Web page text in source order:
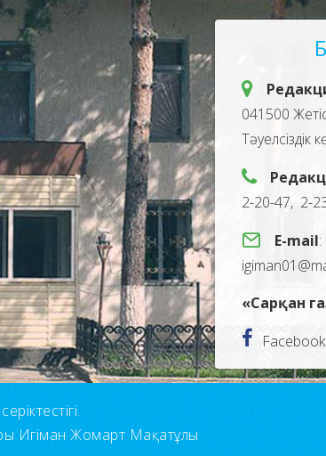
041500
Тәуелсіздік
2-20-47, 2-
E-mail:
«Сарқан
Facebook
Игіман Жомарт Мақатұлы